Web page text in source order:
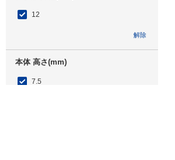
12
解除
本体 高さ(mm)
7.5